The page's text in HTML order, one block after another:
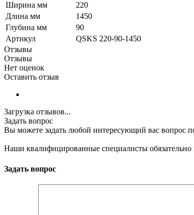
Ширина мм
220
Длина мм
1450
Глубина мм
90
Артикул
QSKS 220-90-1450
Отзывы
Отзывы
Нет оценок
Оставить отзыв
Загрузка отзывов...
Задать вопрос
Вы можете задать любой интересующий вас вопрос
Наши квалифицированные специалисты обязательно
Задать вопрос